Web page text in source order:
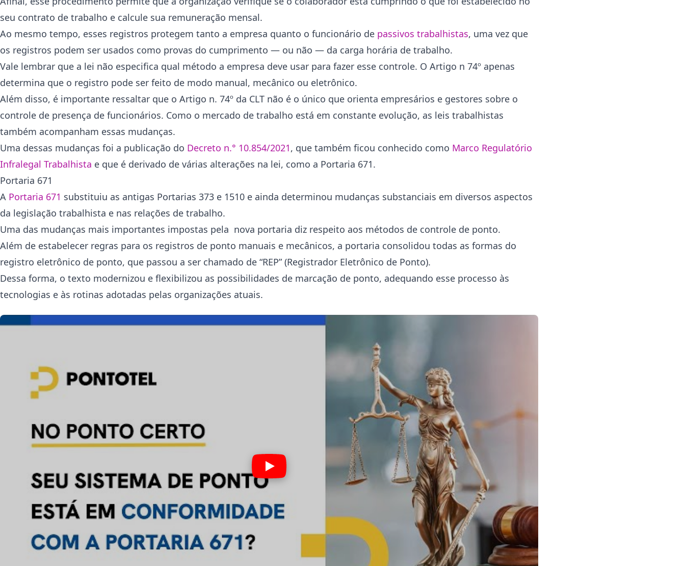
seu contrato de trabalho e calcule sua remuneração mensal.
Ao mesmo tempo, esses registros protegem tanto a empresa quanto o funcionário de passivos trabalhistas, uma vez que
os registros podem ser usados como provas do cumprimento — ou não — da carga horária de trabalho.
Vale lembrar que a lei não especifica qual método a empresa deve usar para fazer esse controle. O Artigo n 74º apenas
determina que o registro pode ser feito de modo manual, mecânico ou eletrônico.
Além disso, é importante ressaltar que o Artigo n. 74º da CLT não é o único que orienta empresários e gestores sobre o
controle de presença de funcionários. Como o mercado de trabalho está em constante evolução, as leis trabalhistas
também acompanham essas mudanças.
Uma dessas mudanças foi a publicação do Decreto n.° 10.854/2021, que também ficou conhecido como Marco Regulatório
Infralegal Trabalhista e que é derivado de várias alterações na lei, como a Portaria 671.
Portaria 671
A Portaria 671 substituiu as antigas Portarias 373 e 1510 e ainda determinou mudanças substanciais em diversos aspectos
da legislação trabalhista e nas relações de trabalho.
Uma das mudanças mais importantes impostas pela nova portaria diz respeito aos métodos de controle de ponto.
Além de estabelecer regras para os registros de ponto manuais e mecânicos, a portaria consolidou todas as formas do
registro eletrônico de ponto, que passou a ser chamado de “REP” (Registrador Eletrônico de Ponto).
Dessa forma, o texto modernizou e flexibilizou as possibilidades de marcação de ponto, adequando esse processo às
tecnologias e às rotinas adotadas pelas organizações atuais.